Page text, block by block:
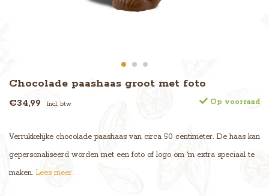
Chocolade paashaas groot met foto
€34,99 Incl. btw Op voorraad
Verrukkelijke chocolade paashaas van circa 50 centimeter. De haas kan
gepersonaliseerd worden met een foto of logo om 'm extra speciaal te
maken. Lees meer..